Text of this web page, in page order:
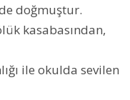
doğmuştur.
kasabasından,
ile okulda sevilen